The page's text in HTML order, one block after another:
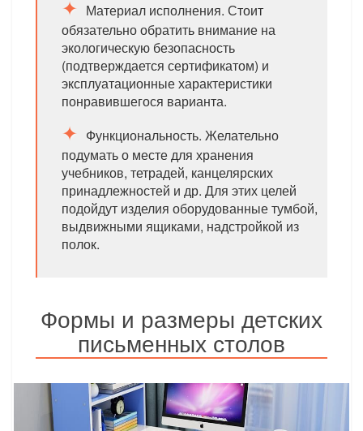
Материал исполнения. Стоит
обязательно обратить внимание на
экологическую безопасность
(подтверждается сертификатом) и
эксплуатационные характеристики
понравившегося варианта.
Функциональность. Желательно
подумать о месте для хранения
учебников, тетрадей, канцелярских
принадлежностей и др. Для этих целей
подойдут изделия оборудованные тумбой,
выдвижными ящиками, надстройкой из
полок.
Формы и размеры детских
письменных столов